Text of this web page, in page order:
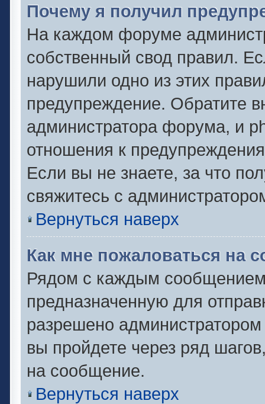
Почему я получил
На каждом форуме
собственный свод правил.
нарушили одно из этих
предупреждение. Обратите
администратора форума, и
отношения к
Если вы не знаете, за что
свяжитесь с
Вернуться наверх
Как мне пожаловаться на
Рядом с каждым сообщением
предназначенную для
разрешено
вы пройдете через ряд
на сообщение.
Вернуться наверх